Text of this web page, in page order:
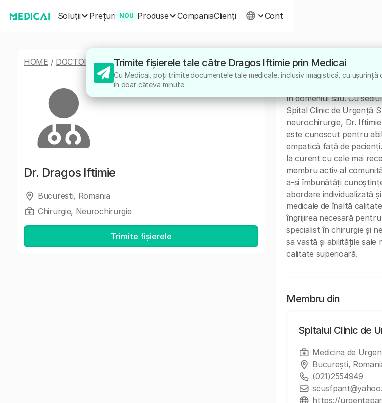
Soluții Prețuri NOU Produse CompaniaClienți Cont
HOME / DOCTORI /DRAGOS IFTIMIE
Dr. Dragos Iftimie
Bucuresti, Romania
Chirurgie, Neurochirurgie
Trimite fișierele
Despre
Dr. Dragos Iftimie este
în domeniul său. Cu
Spital Clinic de Urgență
neurochirurgie, Dr.
este cunoscut pentru
empatică față de
la curent cu cele mai
membru activ al
a-și îmbunătăți
abordare individualizată
medicale de înaltă
îngrijirea necesară
specialist în chirurgie și
sa vastă și abilitățile sale
calitate superioară.
Membru din
Spitalul Clinic de
Medicina de
București,
(021)2554949
https://
Trimite fișierele tale către Dragos Iftimie prin Medicai
Cu Medicai, poți trimite documentele tale medicale, inclusiv imagistică, cu ușurință
în doar câteva minute.